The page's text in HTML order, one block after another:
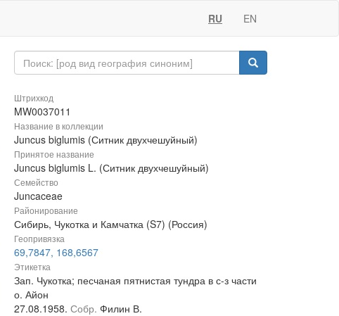
RU EN
Штрихкод
MW0037011
Название в коллекции
Juncus biglumis (Ситник двухчешуйный)
Принятое название
Juncus biglumis L. (Ситник двухчешуйный)
Семейство
Juncaceae
Районирование
Сибирь, Чукотка и Камчатка (S7) (Россия)
Геопривязка
69,7847, 168,6567
Этикетка
Зап. Чукотка; песчаная пятнистая тундра в с-з части
о. Айон
27.08.1958. Собр. Филин В.